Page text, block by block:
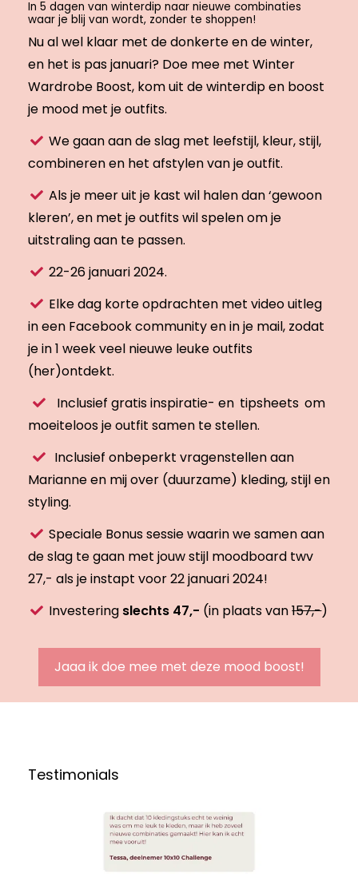
In 5 dagen van winterdip naar nieuwe combinaties
waar je blij van wordt, zonder te shoppen!
Nu al wel klaar met de donkerte en de winter,
en het is pas januari? Doe mee met Winter
Wardrobe Boost, kom uit de winterdip en boost
je mood met je outfits.
We gaan aan de slag met leefstijl, kleur, stijl,
combineren en het afstylen van je outfit.
Als je meer uit je kast wil halen dan ‘gewoon
kleren’, en met je outfits wil spelen om je
uitstraling aan te passen.
22-26 januari 2024.
Elke dag korte opdrachten met video uitleg
in een Facebook community en in je mail, zodat
je in 1 week veel nieuwe leuke outfits
(her)ontdekt.
Inclusief gratis inspiratie- en tipsheets om
moeiteloos je outfit samen te stellen.
Inclusief onbeperkt vragenstellen aan
Marianne en mij over (duurzame) kleding, stijl en
styling.
Speciale Bonus sessie waarin we samen aan
de slag te gaan met jouw stijl moodboard twv
27,- als je instapt voor 22 januari 2024!
Investering slechts 47,- (in plaats van157,-)
Jaaa ik doe mee met deze mood boost!
Testimonials